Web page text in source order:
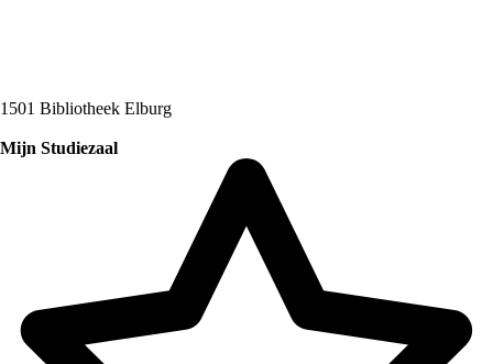
1501 Bibliotheek Elburg
Mijn Studiezaal